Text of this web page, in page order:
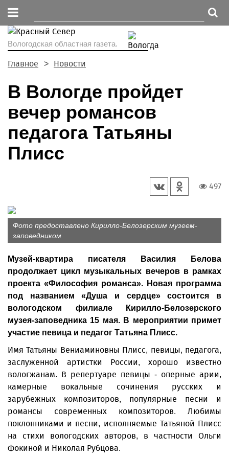
Вологодская областная газета.
Главное Новости
В Вологде пройдет
вечер романсов
педагога Татьяны
Плисс
497
Фото предоставлено Кирилло-Белозерским музеем-
заповедником
Музей-квартира писателя Василия Белова
продолжает цикл музыкальных вечеров в рамках
проекта «Философия романса». Новая программа
под названием «Душа и сердце» состоится в
вологодском филиале Кирилло-Белозерского
музея-заповедника 15 мая. В мероприятии примет
участие певица и педагог Татьяна Плисс.
Имя Татьяны Вениаминовны Плисс, певицы, педагога,
заслуженной артистки России, хорошо известно
вологжанам. В репертуаре певицы - оперные арии,
камерные вокальные сочинения русских и
зарубежных композиторов, популярные песни и
романсы современных композиторов. Любимы
поклонниками и песни, исполняемые Татьяной Плисс
на стихи вологодских авторов, в частности Ольги
Фокиной и Николая Рубцова.